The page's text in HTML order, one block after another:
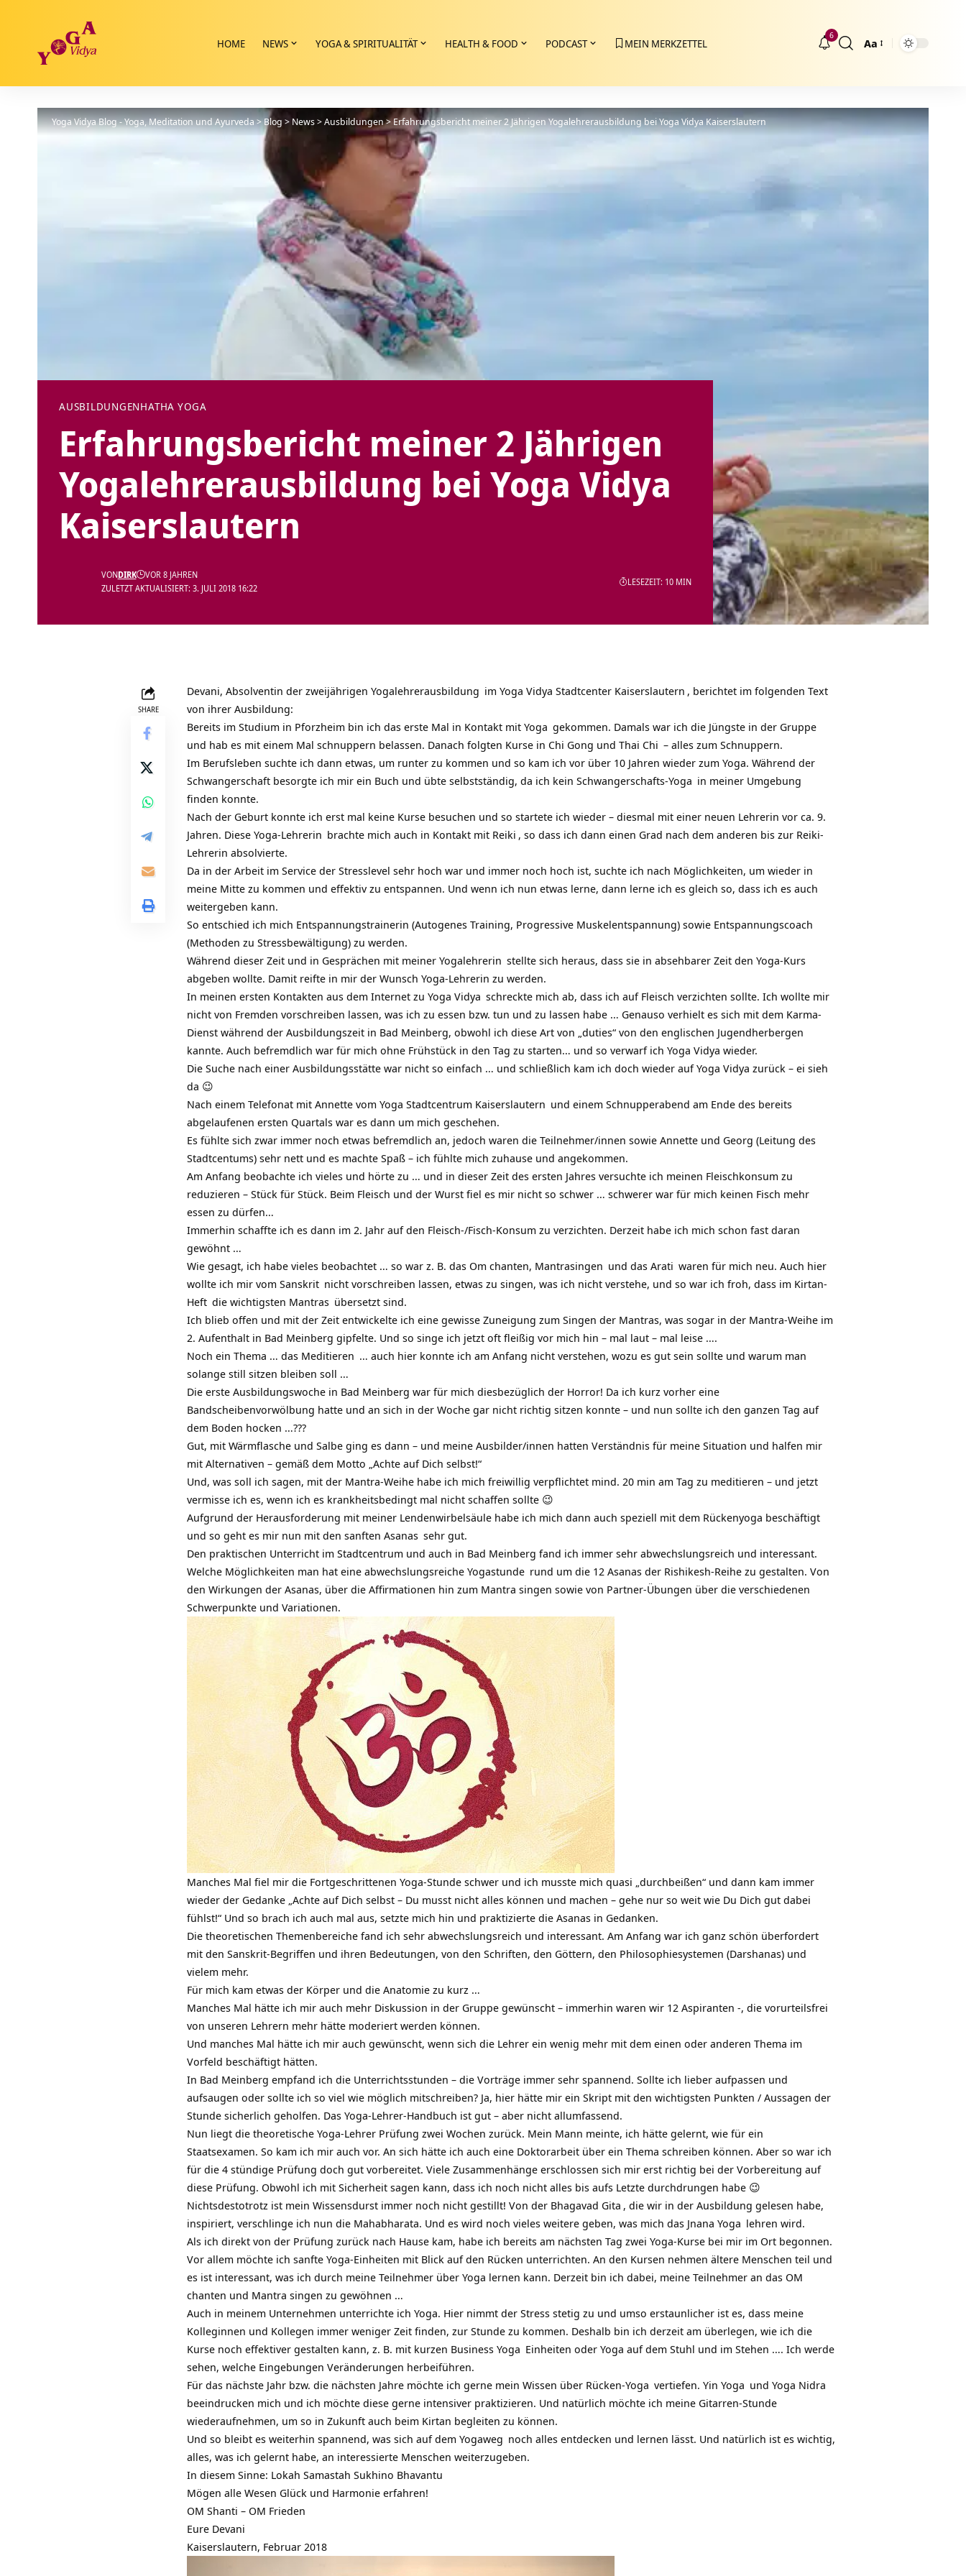
HOME NEWS YOGA & SPIRITUALITÄT HEALTH & FOOD PODCAST MEIN MERKZETTEL
6
Größenänderung
Aa
Yoga Vidya Blog - Yoga, Meditation und Ayurveda>Blog > News>Ausbildungen>Erfahrungsbericht meiner 2 Jährigen Yogalehrerausbildung bei Yoga Vidya Kaiserslautern
AUSBILDUNGENHATHA YOGA
Erfahrungsbericht meiner 2 Jährigen
Yogalehrerausbildung bei Yoga Vidya
Kaiserslautern
ZULETZT AKTUALISIERT: 3. JULI 2018 16:22
VONDIRK VOR 8 JAHREN
LESEZEIT: 10 MIN
SHARE
Devani, Absolventin der zweijährigen Yogalehrerausbildung im Yoga Vidya Stadtcenter Kaiserslautern , berichtet im folgenden Text
von ihrer Ausbildung:
Bereits im Studium in Pforzheim bin ich das erste Mal in Kontakt mit Yoga gekommen. Damals war ich die Jüngste in der Gruppe
und hab es mit einem Mal schnuppern belassen. Danach folgten Kurse in Chi Gong und Thai Chi – alles zum Schnuppern.
Im Berufsleben suchte ich dann etwas, um runter zu kommen und so kam ich vor über 10 Jahren wieder zum Yoga. Während der
Schwangerschaft besorgte ich mir ein Buch und übte selbstständig, da ich kein Schwangerschafts-Yoga in meiner Umgebung
finden konnte.
Nach der Geburt konnte ich erst mal keine Kurse besuchen und so startete ich wieder – diesmal mit einer neuen Lehrerin vor ca. 9.
Jahren. Diese Yoga-Lehrerin brachte mich auch in Kontakt mit Reiki , so dass ich dann einen Grad nach dem anderen bis zur Reiki-
Lehrerin absolvierte.
Da in der Arbeit im Service der Stresslevel sehr hoch war und immer noch hoch ist, suchte ich nach Möglichkeiten, um wieder in
meine Mitte zu kommen und effektiv zu entspannen. Und wenn ich nun etwas lerne, dann lerne ich es gleich so, dass ich es auch
weitergeben kann.
So entschied ich mich Entspannungstrainerin (Autogenes Training, Progressive Muskelentspannung) sowie Entspannungscoach
(Methoden zu Stressbewältigung) zu werden.
Während dieser Zeit und in Gesprächen mit meiner Yogalehrerin stellte sich heraus, dass sie in absehbarer Zeit den Yoga-Kurs
abgeben wollte. Damit reifte in mir der Wunsch Yoga-Lehrerin zu werden.
In meinen ersten Kontakten aus dem Internet zu Yoga Vidya schreckte mich ab, dass ich auf Fleisch verzichten sollte. Ich wollte mir
nicht von Fremden vorschreiben lassen, was ich zu essen bzw. tun und zu lassen habe … Genauso verhielt es sich mit dem Karma-
Dienst während der Ausbildungszeit in Bad Meinberg, obwohl ich diese Art von „duties“ von den englischen Jugendherbergen
kannte. Auch befremdlich war für mich ohne Frühstück in den Tag zu starten… und so verwarf ich Yoga Vidya wieder.
Die Suche nach einer Ausbildungsstätte war nicht so einfach … und schließlich kam ich doch wieder auf Yoga Vidya zurück – ei sieh
da 😉
Nach einem Telefonat mit Annette vom Yoga Stadtcentrum Kaiserslautern und einem Schnupperabend am Ende des bereits
abgelaufenen ersten Quartals war es dann um mich geschehen.
Es fühlte sich zwar immer noch etwas befremdlich an, jedoch waren die Teilnehmer/innen sowie Annette und Georg (Leitung des
Stadtcentums) sehr nett und es machte Spaß – ich fühlte mich zuhause und angekommen.
Am Anfang beobachte ich vieles und hörte zu … und in dieser Zeit des ersten Jahres versuchte ich meinen Fleischkonsum zu
reduzieren – Stück für Stück. Beim Fleisch und der Wurst fiel es mir nicht so schwer … schwerer war für mich keinen Fisch mehr
essen zu dürfen…
Immerhin schaffte ich es dann im 2. Jahr auf den Fleisch-/Fisch-Konsum zu verzichten. Derzeit habe ich mich schon fast daran
gewöhnt …
Wie gesagt, ich habe vieles beobachtet … so war z. B. das Om chanten, Mantrasingen und das Arati waren für mich neu. Auch hier
wollte ich mir vom Sanskrit nicht vorschreiben lassen, etwas zu singen, was ich nicht verstehe, und so war ich froh, dass im Kirtan-
Heft die wichtigsten Mantras übersetzt sind.
Ich blieb offen und mit der Zeit entwickelte ich eine gewisse Zuneigung zum Singen der Mantras, was sogar in der Mantra-Weihe im
2. Aufenthalt in Bad Meinberg gipfelte. Und so singe ich jetzt oft fleißig vor mich hin – mal laut – mal leise ….
Noch ein Thema … das Meditieren … auch hier konnte ich am Anfang nicht verstehen, wozu es gut sein sollte und warum man
solange still sitzen bleiben soll …
Die erste Ausbildungswoche in Bad Meinberg war für mich diesbezüglich der Horror! Da ich kurz vorher eine
Bandscheibenvorwölbung hatte und an sich in der Woche gar nicht richtig sitzen konnte – und nun sollte ich den ganzen Tag auf
dem Boden hocken …???
Gut, mit Wärmflasche und Salbe ging es dann – und meine Ausbilder/innen hatten Verständnis für meine Situation und halfen mir
mit Alternativen – gemäß dem Motto „Achte auf Dich selbst!“
Und, was soll ich sagen, mit der Mantra-Weihe habe ich mich freiwillig verpflichtet mind. 20 min am Tag zu meditieren – und jetzt
vermisse ich es, wenn ich es krankheitsbedingt mal nicht schaffen sollte 😉
Aufgrund der Herausforderung mit meiner Lendenwirbelsäule habe ich mich dann auch speziell mit dem Rückenyoga beschäftigt
und so geht es mir nun mit den sanften Asanas sehr gut.
Den praktischen Unterricht im Stadtcentrum und auch in Bad Meinberg fand ich immer sehr abwechslungsreich und interessant.
Welche Möglichkeiten man hat eine abwechslungsreiche Yogastunde rund um die 12 Asanas der Rishikesh-Reihe zu gestalten. Von
den Wirkungen der Asanas, über die Affirmationen hin zum Mantra singen sowie von Partner-Übungen über die verschiedenen
Schwerpunkte und Variationen.
Manches Mal fiel mir die Fortgeschrittenen Yoga-Stunde schwer und ich musste mich quasi „durchbeißen“ und dann kam immer
wieder der Gedanke „Achte auf Dich selbst – Du musst nicht alles können und machen – gehe nur so weit wie Du Dich gut dabei
fühlst!“ Und so brach ich auch mal aus, setzte mich hin und praktizierte die Asanas in Gedanken.
Die theoretischen Themenbereiche fand ich sehr abwechslungsreich und interessant. Am Anfang war ich ganz schön überfordert
mit den Sanskrit-Begriffen und ihren Bedeutungen, von den Schriften, den Göttern, den Philosophiesystemen (Darshanas) und
vielem mehr.
Für mich kam etwas der Körper und die Anatomie zu kurz …
Manches Mal hätte ich mir auch mehr Diskussion in der Gruppe gewünscht – immerhin waren wir 12 Aspiranten -, die vorurteilsfrei
von unseren Lehrern mehr hätte moderiert werden können.
Und manches Mal hätte ich mir auch gewünscht, wenn sich die Lehrer ein wenig mehr mit dem einen oder anderen Thema im
Vorfeld beschäftigt hätten.
In Bad Meinberg empfand ich die Unterrichtsstunden – die Vorträge immer sehr spannend. Sollte ich lieber aufpassen und
aufsaugen oder sollte ich so viel wie möglich mitschreiben? Ja, hier hätte mir ein Skript mit den wichtigsten Punkten / Aussagen der
Stunde sicherlich geholfen. Das Yoga-Lehrer-Handbuch ist gut – aber nicht allumfassend.
Nun liegt die theoretische Yoga-Lehrer Prüfung zwei Wochen zurück. Mein Mann meinte, ich hätte gelernt, wie für ein
Staatsexamen. So kam ich mir auch vor. An sich hätte ich auch eine Doktorarbeit über ein Thema schreiben können. Aber so war ich
für die 4 stündige Prüfung doch gut vorbereitet. Viele Zusammenhänge erschlossen sich mir erst richtig bei der Vorbereitung auf
diese Prüfung. Obwohl ich mit Sicherheit sagen kann, dass ich noch nicht alles bis aufs Letzte durchdrungen habe 😉
Nichtsdestotrotz ist mein Wissensdurst immer noch nicht gestillt! Von der Bhagavad Gita , die wir in der Ausbildung gelesen habe,
inspiriert, verschlinge ich nun die Mahabharata. Und es wird noch vieles weitere geben, was mich das Jnana Yoga lehren wird.
Als ich direkt von der Prüfung zurück nach Hause kam, habe ich bereits am nächsten Tag zwei Yoga-Kurse bei mir im Ort begonnen.
Vor allem möchte ich sanfte Yoga-Einheiten mit Blick auf den Rücken unterrichten. An den Kursen nehmen ältere Menschen teil und
es ist interessant, was ich durch meine Teilnehmer über Yoga lernen kann. Derzeit bin ich dabei, meine Teilnehmer an das OM
chanten und Mantra singen zu gewöhnen …
Auch in meinem Unternehmen unterrichte ich Yoga. Hier nimmt der Stress stetig zu und umso erstaunlicher ist es, dass meine
Kolleginnen und Kollegen immer weniger Zeit finden, zur Stunde zu kommen. Deshalb bin ich derzeit am überlegen, wie ich die
Kurse noch effektiver gestalten kann, z. B. mit kurzen Business Yoga Einheiten oder Yoga auf dem Stuhl und im Stehen …. Ich werde
sehen, welche Eingebungen Veränderungen herbeiführen.
Für das nächste Jahr bzw. die nächsten Jahre möchte ich gerne mein Wissen über Rücken-Yoga vertiefen. Yin Yoga und Yoga Nidra
beeindrucken mich und ich möchte diese gerne intensiver praktizieren. Und natürlich möchte ich meine Gitarren-Stunde
wiederaufnehmen, um so in Zukunft auch beim Kirtan begleiten zu können.
Und so bleibt es weiterhin spannend, was sich auf dem Yogaweg noch alles entdecken und lernen lässt. Und natürlich ist es wichtig,
alles, was ich gelernt habe, an interessierte Menschen weiterzugeben.
In diesem Sinne: Lokah Samastah Sukhino Bhavantu
Mögen alle Wesen Glück und Harmonie erfahren!
OM Shanti – OM Frieden
Eure Devani
Kaiserslautern, Februar 2018